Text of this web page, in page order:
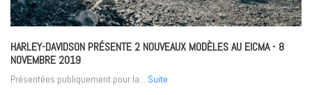
HARLEY-DAVIDSON PRÉSENTE 2 NOUVEAUX MODÈLES AU EICMA- 8
NOVEMBRE 2019
Présentées publiquement pour la... Suite